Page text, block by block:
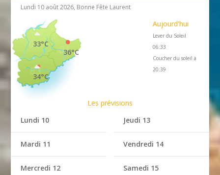
Lundi 10 août 2026, Bonne Fête Laurent
36°C
33°C
34°C
Aujourd'hui
Lever du Soleil
06:33
Coucher du soleil à
20:39
Les prévisions
Lundi 10
Mardi 11
Mercredi 12
Jeudi 13
Vendredi 14
Samedi 15